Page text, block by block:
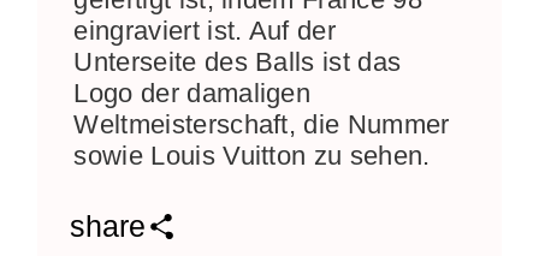
eingraviert ist. Auf der
Unterseite des Balls ist das
Logo der damaligen
Weltmeisterschaft, die Nummer
sowie Louis Vuitton zu sehen.
share